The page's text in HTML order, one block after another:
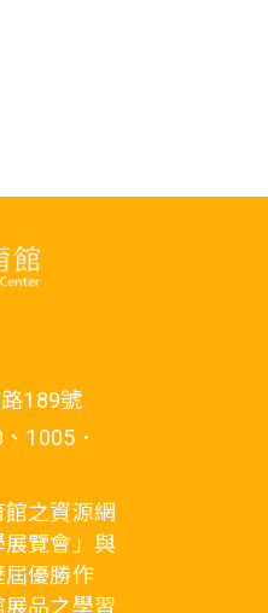
189號
1005．
之資源網
覽會」與
屆優勝作
品之學習